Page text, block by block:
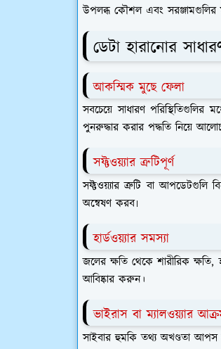
উপলব্ধ কৌশল এবং সরঞ্জামগুলির
ডেটা হারানোর
আকস্মিক মুছে ফেলা
সবচেয়ে সাধারণ
পুনরুদ্ধার করার পদ্ধতি নিয়ে
সফ্টওয়্যার ত্রুটিপূর্ণ
সফ্টওয়্যার ত্রুটি বা আপডেটগুলি
অন্বেষণ করব৷
হার্ডওয়্যার সমস্যা
জলের ক্ষতি থেকে শারীরিক ক্ষতি,
আবিষ্কার করুন।
ভাইরাস বা ম্যালওয়্যার
সাইবার হুমকি তথ্য অখণ্ডতা আপস